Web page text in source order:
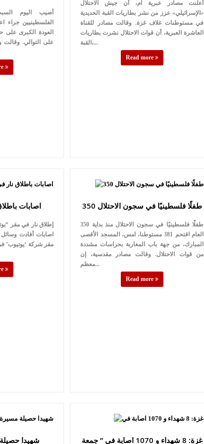
أصيب اليوم
الفلسطينيين جراء
العودة الكبرى على
أعلنت مصادر عبرية ام، أن جيش الاحتلال
«الإسرائيلي» عزز من نشر بطاريات القبة الحديدية
في مستوطنات غلاف غزة. وقالت مصادر للقناة
العاشرة العبرية، أن قوات الاحتلال نشرت بطاريات
القبة،...
Read more
اصابات
إطلاق نار في مقر
اصابات أفادت
مقر شركة ‘يوتيوب’ في
350 طفلًا فلسطينيًا في سجون الاحتلال
350 طفلًا فلسطينيًا في سجون الاحتلال منذ بداية
العام اقتحم 381 مستوطنا، امس، المسجد الأقصى
المبارك، من جهة باب المغاربة بحراسات مشددة
من قوات الاحتلال. وقالت مصادر مقدسية، إن
معظم...
Read more
22 شهيدا غزة: 8 شهداء و 1070 اصابة في ” جمعة